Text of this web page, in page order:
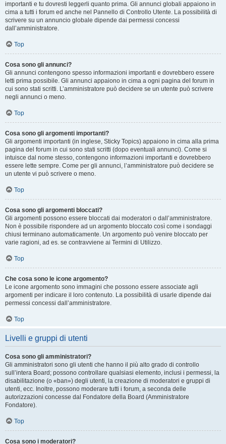
importanti e tu dovresti leggerli quanto prima. Gli annunci globali appaiono in
cima a tutti i forum ed anche nel Pannello di Controllo Utente. La possibilità di
scrivere su un annuncio globale dipende dai permessi concessi
dall’amministratore.
Top
Cosa sono gli annunci?
Gli annunci contengono spesso informazioni importanti e dovrebbero essere
letti prima possibile. Gli annunci appaiono in cima a ogni pagina del forum in
cui sono stati scritti. L’amministratore può decidere se un utente può scrivere
negli annunci o meno.
Top
Cosa sono gli argomenti importanti?
Gli argomenti importanti (in inglese, Sticky Topics) appaiono in cima alla prima
pagina del forum in cui sono stati scritti (dopo eventuali annunci). Come si
intuisce dal nome stesso, contengono informazioni importanti e dovrebbero
essere lette sempre. Come per gli annunci, l’amministratore può decidere se
un utente vi può scrivere o meno.
Top
Cosa sono gli argomenti bloccati?
Gli argomenti possono essere bloccati dai moderatori o dall’amministratore.
Non è possibile rispondere ad un argomento bloccato così come i sondaggi
chiusi terminano automaticamente. Un argomento può venire bloccato per
varie ragioni, ad es. se contravviene ai Termini di Utilizzo.
Top
Che cosa sono le icone argomento?
Le icone argomento sono immagini che possono essere associate agli
argomenti per indicare il loro contenuto. La possibilità di usarle dipende dai
permessi concessi dall’amministratore.
Top
Livelli e gruppi di utenti
Cosa sono gli amministratori?
Gli amministratori sono gli utenti che hanno il più alto grado di controllo
sull’intera Board; possono controllare qualsiasi elemento, inclusi i permessi, la
disabilitazione (o «ban») degli utenti, la creazione di moderatori e gruppi di
utenti, ecc. Inoltre, possono moderare tutti i forum, a seconda delle
autorizzazioni concesse dal Fondatore della Board (Amministratore
Fondatore).
Top
Cosa sono i moderatori?